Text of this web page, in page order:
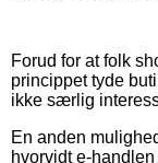
Forud for at folk
princippet tyde
ikke særlig
En anden
hvorvidt e-